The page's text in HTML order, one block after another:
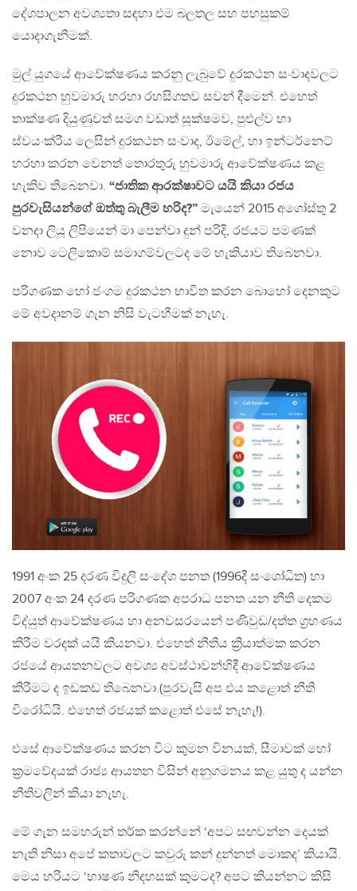
දේශපාලන අවශ්‍යතා සඳහා එම බලතල සහ පහසුකම්
යොදාගැනීමක්.
මුල් යුගයේ ආවේක්ෂණය කරනු ලැබුවේ දුරකථන සංවාදවලට
දුරකථන හුවමාරු හරහා රහසිගතව සවන් දීමෙන්. එහෙත්
තාක්ෂණ දියුණුවත් සමග වඩාත් සූක්ෂමව, පුළුල්ව හා
ස්වයංක්රීය ලෙසින් දුරකථන සංවාද, ඊමේල්, හා ඉන්ටර්නෙට්
හරහා කරන වෙනත් තොරතුරු හුවමාරු ආවේක්ෂණය කළ
හැකිව තිබෙනවා. “ජාතික ආරක්ෂාවට යයි කියා රජය
පුරවැසියන්ගේ ඔත්තු බැලීම හරිද?” මැයෙන් 2015 අගෝස්තු 2
වනදා ලියූ ලිපියෙන් මා පෙන්වා දුන් පරිදි, රජයට පමණක්
නොව ටෙලිකොම් සමාගම්වලටද මේ හැකියාව තිබෙනවා.
පරිගණක හෝ ජංගම දුරකථන භාවිත කරන බොහෝ දෙනකුට
මේ අවදානම් ගැන නිසි වැටහීමක් නැහැ.
1991 අංක 25 දරණ විදුලි සංදේශ පනත (1996දී සංශෝධිත) හා
2007 අංක 24 දරණ පරිගණක අපරාධ පනත යන නීති දෙකම
විද්යුත් ආවේක්ෂණය හා අනවසරයෙන් පණිවුඩ/දත්ත ග්‍රහණය
කිරීම වරදක් යයි කියනවා. එහෙත් නීතිය ක්‍රියාත්මක කරන
රජයේ ආයතනවලට අවශ්‍ය අවස්ථාවන්හිදී ආවේක්ෂණය
කිරීමට ද ඉඩකඩ තිබෙනවා.(පුරවැසි අප එය කළොත් නීති
විරෝධියි. එහෙත් රජයක් කළොත් එසේ නැහැ!).
එසේ ආවේක්ෂණය කරන විට කුමන විනයක්, සීමාවක් හෝ
ක්‍රමවේදයක් රාජ්‍ය ආයතන විසින් අනුගමනය කළ යුතු ද යන්න
නීතිවලින් කියා නැහැ.
මේ ගැන සමහරුන් තර්ක කරන්නේ ‘අපට සඟවන්න දෙයක්
නැති නිසා අපේ කතාවලට කවුරු කන් දුන්නත් මොකද’ කියායි.
මෙය හරියට ‘භාෂණ නිදහසක් කුමටද? අපට කියන්නට කිසි